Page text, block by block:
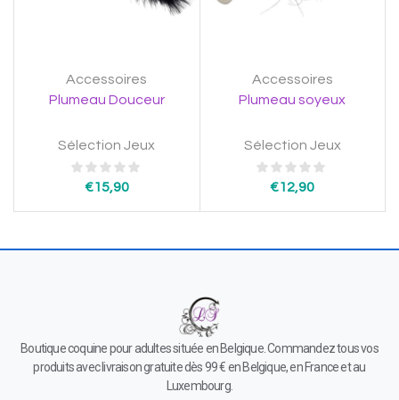
Accessoires
Plumeau Douceur
Sélection Jeux
€15,90
Accessoires
Plumeau soyeux
Sélection Jeux
€12,90
Boutique coquine pour adultes située en Belgique. Commandez tous vos
produits avec livraison gratuite dès 99 € en Belgique, en France et au
Luxembourg.